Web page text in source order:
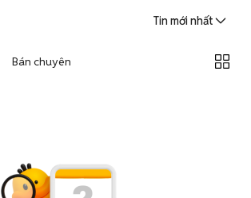
Tin mới nhất
Bán chuyên